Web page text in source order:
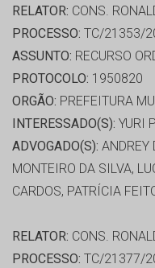
RELATOR: CONS.
PROCESSO: TC/21353/
ASSUNTO: RECURSO
PROTOCOLO: 1950820
ORGÃO: PREFEITURA
INTERESSADO(S): YURI
ADVOGADO(S): ANDREY
MONTEIRO DA SILVA,
CARDOS, PATRÍCIA
RELATOR: CONS.
PROCESSO: TC/21377/